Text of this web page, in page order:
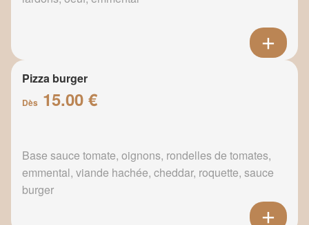
Pizza burger
Dès 15.00 €
Base sauce tomate, oignons, rondelles de tomates,
emmental, viande hachée, cheddar, roquette, sauce
burger